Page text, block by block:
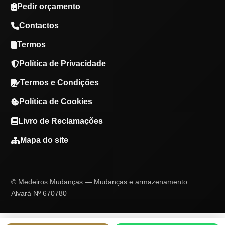
Pedir orçamento
Contactos
Termos
Política de Privacidade
Termos e Condições
Política de Cookies
Livro de Reclamações
Mapa do site
© Medeiros Mudanças — Mudanças e armazenamento.
Alvará Nº 670780